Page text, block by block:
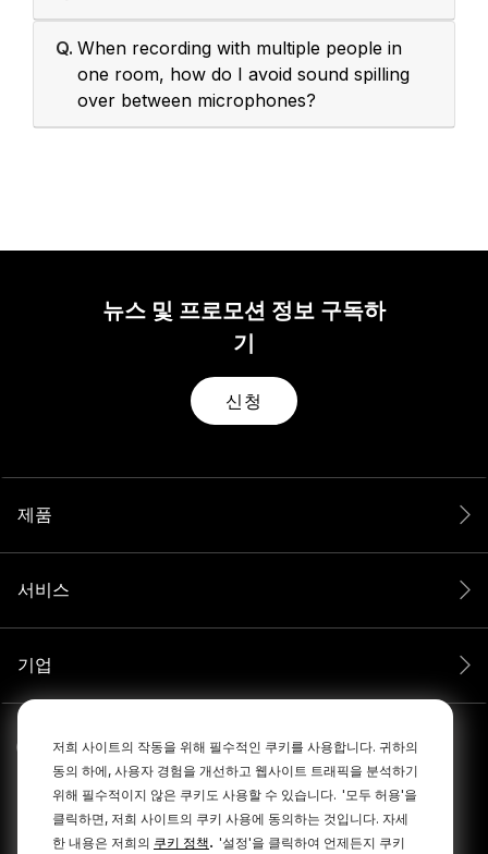
저희 사이트의 작동을 위해 필수적인 쿠키를 사용합니다. 귀하의
동의 하에, 사용자 경험을 개선하고 웹사이트 트래픽을 분석하기
위해 필수적이지 않은 쿠키도 사용할 수 있습니다. '모두 허용'을
클릭하면, 저희 사이트의 쿠키 사용에 동의하는 것입니다. 자세
한 내용은 저희의 쿠키 정책. '설정'을 클릭하여 언제든지 쿠키
Q. When recording with multiple people in
one room, how do I avoid sound spilling
over between microphones?
뉴스 및 프로모션 정보 구독하
기
신청
제품
서비스
기업